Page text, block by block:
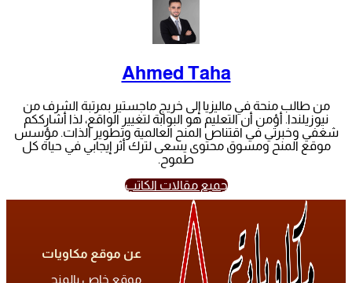
Ahmed Taha
من طالب منحة في ماليزيا إلى خريج ماجستير بمرتبة الشرف من
نيوزيلندا. أؤمن أن التعليم هو البوابة لتغيير الواقع، لذا أشارككم
شغفي وخبرتي في اقتناص المنح العالمية وتطوير الذات. مؤسس
موقع المنح ومسوق محتوى يسعى لترك أثر إيجابي في حياة كل
طموح.
جميع مقالات الكاتب
عن موقع مكاويات
موقع خاص بالمنح